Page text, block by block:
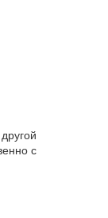
с